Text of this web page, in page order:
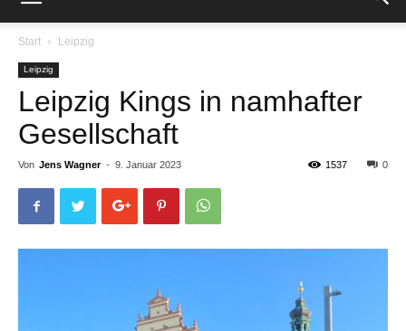
Start Leipzig
Leipzig
Leipzig Kings in namhafter
Gesellschaft
Von Jens Wagner - 9. Januar 2023 0
1537